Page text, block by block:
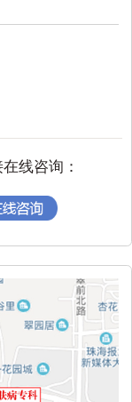
线咨询：